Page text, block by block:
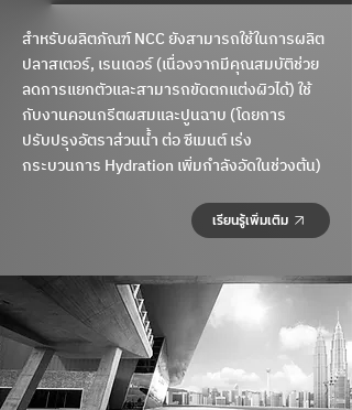
สําหรับผลิตภัณฑ์ NCC ยังสามารถใช้ในการผลิต
ปลาสเตอร์, เรนเดอร์ (เนื่องจากมีคุณสมบัติช่วย
ลดการแยกตัวและสามารถขัดตกแต่งผิวได้) ใช้
กับงานคอนกรีตผสมและปูนฉาบ (โดยการ
ปรับปรุงอัตราส่วนน้ำ ต่อ ซีเมนต์ เร่ง
กระบวนการ Hydration เพิ่มกำลังอัดในช่วงต้น)
เรียนรู้เพิ่มเติม